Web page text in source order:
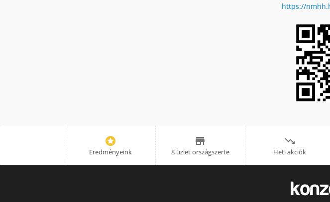
https://

Eredményeink

8 üzlet országszerte

Heti akciók